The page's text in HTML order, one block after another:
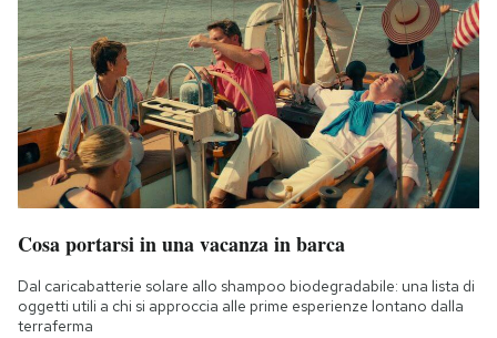
Cosa portarsi in una vacanza in barca
Dal caricabatterie solare allo shampoo biodegradabile: una lista di
oggetti utili a chi si approccia alle prime esperienze lontano dalla
terraferma